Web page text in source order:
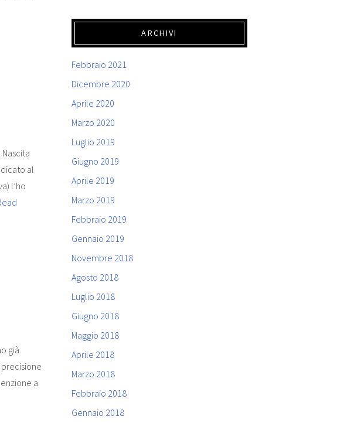
al
l’ho
già
precisione
a
ARCHIVI
Febbraio 2021
Dicembre 2020
Aprile 2020
Marzo 2020
Luglio 2019
Giugno 2019
Aprile 2019
Marzo 2019
Febbraio 2019
Gennaio 2019
Novembre 2018
Agosto 2018
Luglio 2018
Giugno 2018
Maggio 2018
Aprile 2018
Marzo 2018
Febbraio 2018
Gennaio 2018